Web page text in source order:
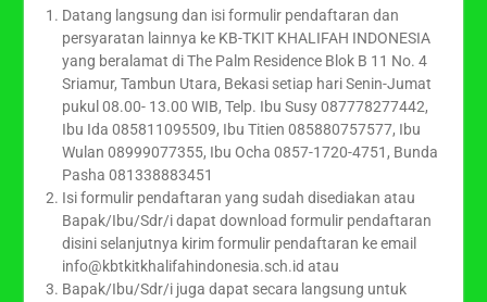
Datang langsung dan isi formulir pendaftaran dan
persyaratan lainnya ke KB-TKIT KHALIFAH INDONESIA
yang beralamat di The Palm Residence Blok B 11 No. 4
Sriamur, Tambun Utara, Bekasi setiap hari Senin-Jumat
pukul 08.00- 13.00 WIB, Telp. Ibu Susy 087778277442,
Ibu Ida 085811095509, Ibu Titien 085880757577, Ibu
Wulan 08999077355, Ibu Ocha 0857-1720-4751, Bunda
Pasha 081338883451
Isi formulir pendaftaran yang sudah disediakan atau
Bapak/Ibu/Sdr/i dapat download formulir pendaftaran
disini selanjutnya kirim formulir pendaftaran ke email
info@kbtkitkhalifahindonesia.sch.id atau
Bapak/Ibu/Sdr/i juga dapat secara langsung untuk